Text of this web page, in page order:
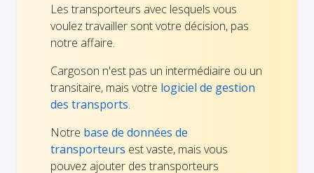
Les transporteurs avec lesquels vous
voulez travailler sont votre décision, pas
notre affaire.
Cargoson n'est pas un intermédiaire ou un
transitaire, mais votre logiciel de gestion
des transports.
Notre base de données de
transporteurs est vaste, mais vous
pouvez ajouter des transporteurs